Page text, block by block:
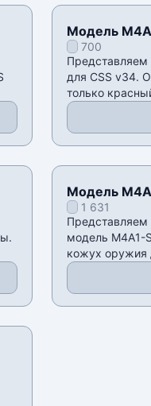
Модель
700
Представляем
для CSS v34.
только
Модель
1 631
модель M4A1-
кожух оружия